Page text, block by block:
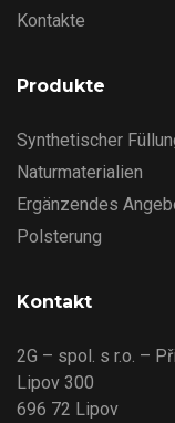
Kontakte
Produkte
Synthetischer
Naturmaterialien
Ergänzendes
Polsterung
Kontakt
2G – spol. s r.o. –
Lipov 300
696 72 Lipov